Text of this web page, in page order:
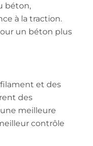
béton,
à la traction.
et des
des
meilleure
contrôle